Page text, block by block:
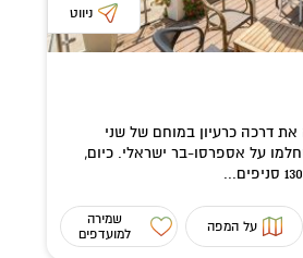
ניווט
דרכה כרעיון במוחם של שני
על אספרסו-בר ישראלי. כיום,
על המפה
שמירה
למועדפים